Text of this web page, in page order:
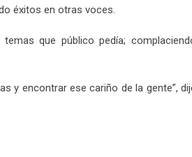
éxitos en otras voces.
que público pedía;
y encontrar ese cariño de la gente”,